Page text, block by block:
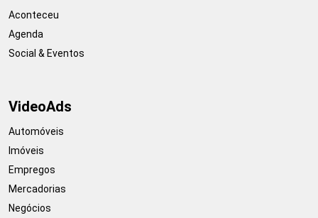
Aconteceu
Agenda
Social & Eventos
VideoAds
Automóveis
Imóveis
Empregos
Mercadorias
Negócios